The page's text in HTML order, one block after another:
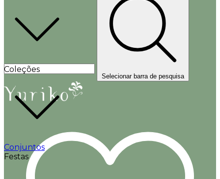
Coleções
Conjuntos
Festas
Selecionar barra de pesquisa